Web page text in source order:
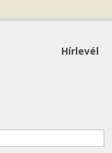
Hírlevél